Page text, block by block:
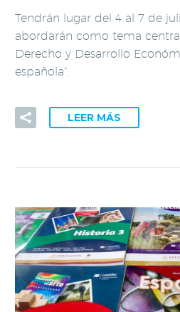
Tendrán lugar del 4 al 7 de
abordarán como tema
Derecho y Desarrollo
española”.
LEER MÁS